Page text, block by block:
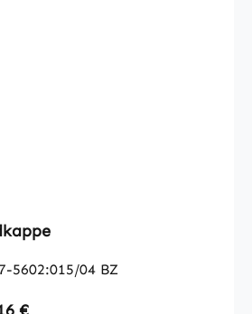
5602:015/04 BZ
Preis: